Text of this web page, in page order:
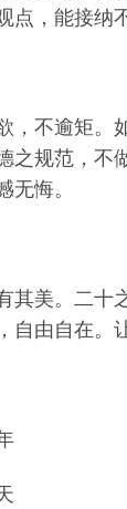
点，能接纳
，不逾矩。
之规范，不
悔。
其美。二十
自由自在。